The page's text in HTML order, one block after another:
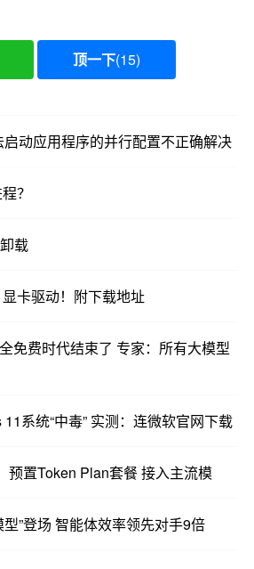
顶一下(15)
动应用程序的并行配置不正确解决
？
载
卡驱动！附下载地址
免费时代结束了 专家：所有大模型
系统“中毒” 实测：连微软官网下载
预置Token Plan套餐 接入主流模
”登场 智能体效率领先对手9倍